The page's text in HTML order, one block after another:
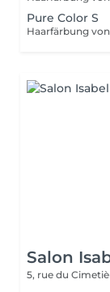
Pure Color S
Salon
5, rue du